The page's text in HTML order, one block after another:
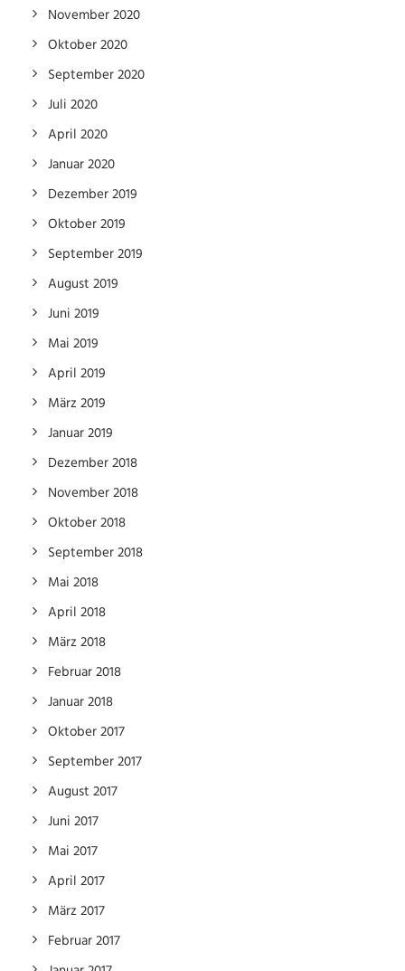
November 2020
Oktober 2020
September 2020
Juli 2020
April 2020
Januar 2020
Dezember 2019
Oktober 2019
September 2019
August 2019
Juni 2019
Mai 2019
April 2019
März 2019
Januar 2019
Dezember 2018
November 2018
Oktober 2018
September 2018
Mai 2018
April 2018
März 2018
Februar 2018
Januar 2018
Oktober 2017
September 2017
August 2017
Juni 2017
Mai 2017
April 2017
März 2017
Februar 2017